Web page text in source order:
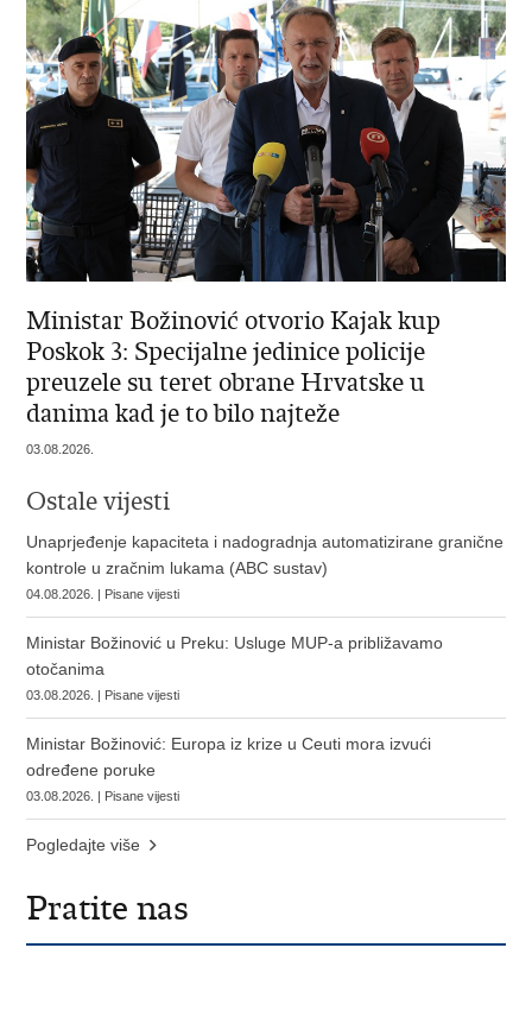
Ministar Božinović otvorio Kajak kup
Poskok 3: Specijalne jedinice policije
preuzele su teret obrane Hrvatske u
danima kad je to bilo najteže
03.08.2026.
Ostale vijesti
Unaprjeđenje kapaciteta i nadogradnja automatizirane granične
kontrole u zračnim lukama (ABC sustav)
04.08.2026. | Pisane vijesti
Ministar Božinović u Preku: Usluge MUP-a približavamo
otočanima
03.08.2026. | Pisane vijesti
Ministar Božinović: Europa iz krize u Ceuti mora izvući
određene poruke
03.08.2026. | Pisane vijesti
Pogledajte više
Pratite nas